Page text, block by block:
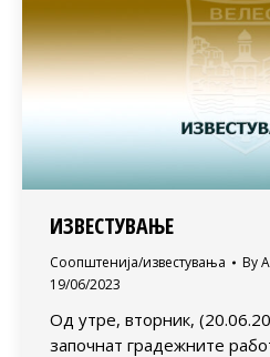
ИЗВЕСТУВАЊЕ
Соопштенија/известувања By
19/06/2023
Од утре, вторник,
започнат градежните